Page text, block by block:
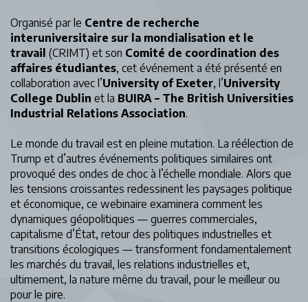
Organisé par le Centre de recherche
interuniversitaire sur la mondialisation et le
travail (CRIMT) et son Comité de coordination des
affaires étudiantes, cet événement a été présenté en
collaboration avec l’University of Exeter, l’University
College Dublin et la BUIRA – The British Universities
Industrial Relations Association.
Le monde du travail est en pleine mutation. La réélection de
Trump et d’autres événements politiques similaires ont
provoqué des ondes de choc à l’échelle mondiale. Alors que
les tensions croissantes redessinent les paysages politique
et économique, ce webinaire examinera comment les
dynamiques géopolitiques — guerres commerciales,
capitalisme d’État, retour des politiques industrielles et
transitions écologiques — transforment fondamentalement
les marchés du travail, les relations industrielles et,
ultimement, la nature même du travail, pour le meilleur ou
pour le pire.